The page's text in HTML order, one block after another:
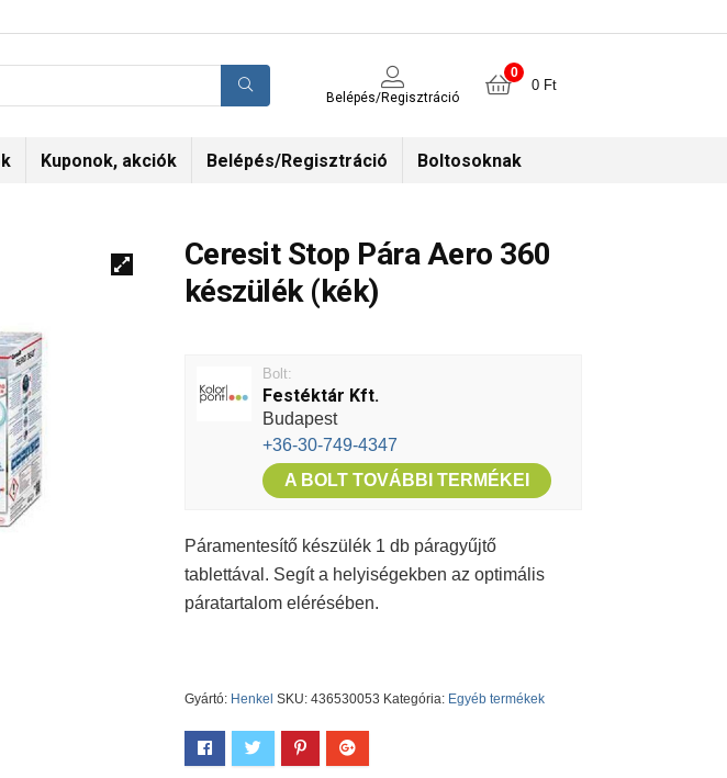
Belépés/Regisztráció
0
0 Ft
Kuponok, akciók Belépés/Regisztráció Boltosoknak
Ceresit Stop Pára Aero 360
készülék (kék)
Bolt:
Festéktár Kft.
Budapest
+36-30-749-4347
A BOLT TOVÁBBI TERMÉKEI
Páramentesítő készülék 1 db páragyűjtő
tablettával. Segít a helyiségekben az optimális
páratartalom elérésében.
Gyártó: Henkel SKU: 436530053 Kategória: Egyéb termékek